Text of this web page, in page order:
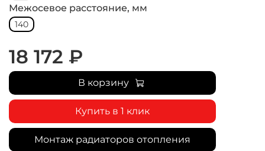
Межосевое расстояние, мм
140
18 172 ₽
В корзину
Купить в 1 клик
Монтаж радиаторов отопления